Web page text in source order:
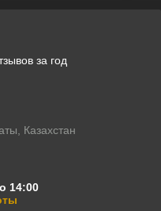
за год
Казахстан
14:00